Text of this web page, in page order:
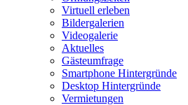
Virtuell erleben
Bildergalerien
Videogalerie
Aktuelles
Gästeumfrage
Smartphone Hintergründe
Desktop Hintergründe
Vermietungen